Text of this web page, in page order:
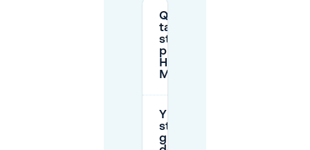
Quels sont les
tarifs de
stationnement
près de De
Hof (Place du
Marché)?
Y a-t-il un
stationnement
gratuit près